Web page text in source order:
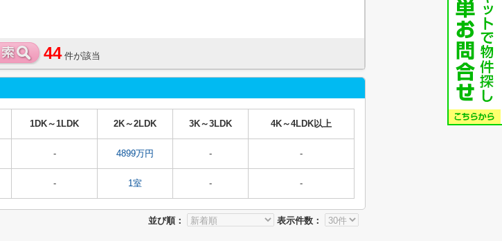
44 件が該当
1DK～1LDK 2K～2LDK 3K～3LDK 4K～4LDK以上
- 4899万円 - -
- 1室 - -
並び順： 表示件数：